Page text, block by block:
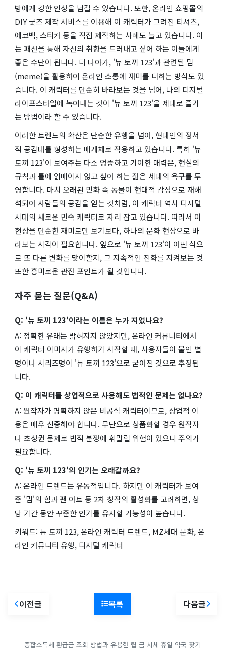
방에게 강한 인상을 남길 수 있습니다. 또한, 온라인 쇼핑몰의
DIY 굿즈 제작 서비스를 이용해 이 캐릭터가 그려진 티셔츠,
에코백, 스티커 등을 직접 제작하는 사례도 늘고 있습니다. 이
는 패션을 통해 자신의 취향을 드러내고 싶어 하는 이들에게
좋은 수단이 됩니다. 더 나아가, '뉴 토끼 123'과 관련된 밈
(meme)을 활용하여 온라인 소통에 재미를 더하는 방식도 있
습니다. 이 캐릭터를 단순히 바라보는 것을 넘어, 나의 디지털
라이프스타일에 녹여내는 것이 '뉴 토끼 123'을 제대로 즐기
는 방법이라 할 수 있습니다.
이러한 트렌드의 확산은 단순한 유행을 넘어, 현대인의 정서
적 공감대를 형성하는 매개체로 작용하고 있습니다. 특히 '뉴
토끼 123'이 보여주는 다소 엉뚱하고 기이한 매력은, 현실의
규칙과 틀에 얽매이지 않고 싶어 하는 젊은 세대의 욕구를 투
영합니다. 마치 오래된 민화 속 동물이 현대적 감성으로 재해
석되어 사람들의 공감을 얻는 것처럼, 이 캐릭터 역시 디지털
시대의 새로운 민속 캐릭터로 자리 잡고 있습니다. 따라서 이
현상을 단순한 재미로만 보기보다, 하나의 문화 현상으로 바
라보는 시각이 필요합니다. 앞으로 '뉴 토끼 123'이 어떤 식으
로 또 다른 변화를 맞이할지, 그 지속적인 진화를 지켜보는 것
또한 흥미로운 관전 포인트가 될 것입니다.
자주 묻는 질문(Q&A)
Q: '뉴 토끼 123'이라는 이름은 누가 지었나요?
A: 정확한 유래는 밝혀지지 않았지만, 온라인 커뮤니티에서
이 캐릭터 이미지가 유행하기 시작할 때, 사용자들이 붙인 별
명이나 시리즈명이 '뉴 토끼 123'으로 굳어진 것으로 추정됩
니다.
Q: 이 캐릭터를 상업적으로 사용해도 법적인 문제는 없나요?
A: 원작자가 명확하지 않은 비공식 캐릭터이므로, 상업적 이
용은 매우 신중해야 합니다. 무단으로 상품화할 경우 원작자
나 초상권 문제로 법적 분쟁에 휘말릴 위험이 있으니 주의가
필요합니다.
Q: '뉴 토끼 123'의 인기는 오래갈까요?
A: 온라인 트렌드는 유동적입니다. 하지만 이 캐릭터가 보여
준 '밈'의 힘과 팬 아트 등 2차 창작의 활성화를 고려하면, 상
당 기간 동안 꾸준한 인기를 유지할 가능성이 높습니다.
키워드: 뉴 토끼 123, 온라인 캐릭터 트렌드, MZ세대 문화, 온
라인 커뮤니티 유행, 디지털 캐릭터
이전글 목록 다음글
종합소득세 환급금 조회 방법과 유용한 팁 금 시세 휴일 약국 찾기